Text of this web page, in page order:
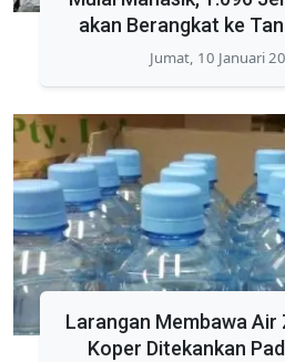
akan Berangkat ke
Jumat, 10 Januari
Larangan Membawa Air
Koper Ditekankan